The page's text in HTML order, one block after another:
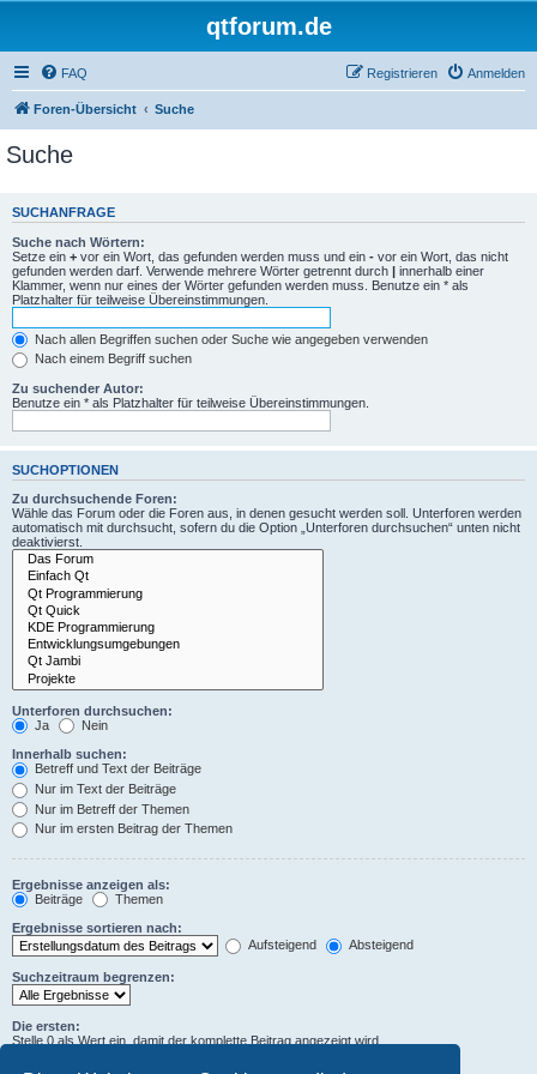
qtforum.de
FAQ Anmelden
Registrieren
Foren-Übersicht Suche
Suche
SUCHANFRAGE
Suche nach Wörtern:
Setze ein + vor ein Wort, das gefunden werden muss und ein - vor ein Wort, das nicht
gefunden werden darf. Verwende mehrere Wörter getrennt durch | innerhalb einer
Klammer, wenn nur eines der Wörter gefunden werden muss. Benutze ein * als
Platzhalter für teilweise Übereinstimmungen.
Nach allen Begriffen suchen oder Suche wie angegeben verwenden
Nach einem Begriff suchen
Zu suchender Autor:
Benutze ein * als Platzhalter für teilweise Übereinstimmungen.
SUCHOPTIONEN
Zu durchsuchende Foren:
Wähle das Forum oder die Foren aus, in denen gesucht werden soll. Unterforen werden
automatisch mit durchsucht, sofern du die Option „Unterforen durchsuchen“ unten nicht
deaktivierst.
Unterforen durchsuchen:
Ja
Nein
Innerhalb suchen:
Betreff und Text der Beiträge
Nur im Text der Beiträge
Nur im Betreff der Themen
Nur im ersten Beitrag der Themen
Ergebnisse anzeigen als:
Beiträge
Themen
Ergebnisse sortieren nach:
Aufsteigend
Absteigend
Suchzeitraum begrenzen:
Die ersten:
Stelle 0 als Wert ein, damit der komplette Beitrag angezeigt wird.